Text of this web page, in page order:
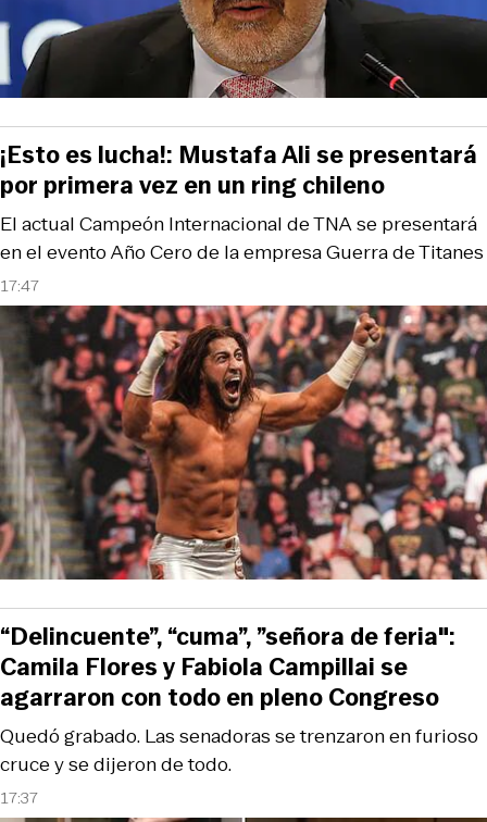
17:47
El actual Campeón Internacional de TNA se presentará
en el evento Año Cero de la empresa Guerra de Titanes
¡Esto es lucha!: Mustafa Ali se presentará
por primera vez en un ring chileno
17:37
Quedó grabado. Las senadoras se trenzaron en furioso
cruce y se dijeron de todo.
“Delincuente”, “cuma”, ”señora de feria":
Camila Flores y Fabiola Campillai se
agarraron con todo en pleno Congreso